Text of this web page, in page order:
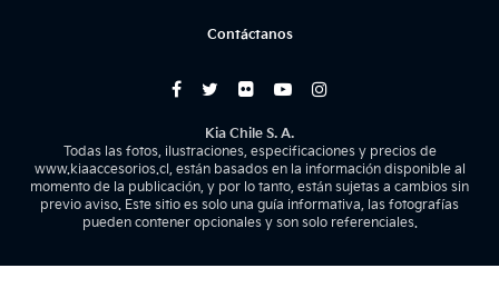
Contáctanos
Kia Chile S. A.
Todas las fotos, ilustraciones, especificaciones y precios de
www.kiaaccesorios.cl, están basados en la información disponible al
momento de la publicación, y por lo tanto, están sujetas a cambios sin
previo aviso. Este sitio es solo una guía informativa, las fotografías
pueden contener opcionales y son solo referenciales.